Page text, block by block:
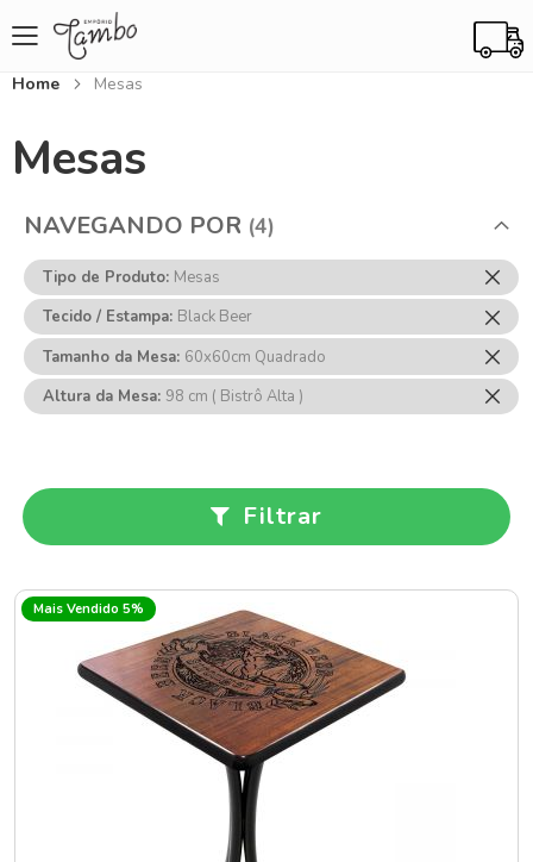
Home Mesas
Mesas
Filtrar
Mais Vendido 5%
NAVEGANDO POR
Tipo de Produto Mesas
Esse
Item
Tecido / Estampa Black Beer
Esse
Item
Tamanho da Mesa 60x60cm Quadrado
Esse
Item
Altura da Mesa 98 cm ( Bistrô Alta )
Esse